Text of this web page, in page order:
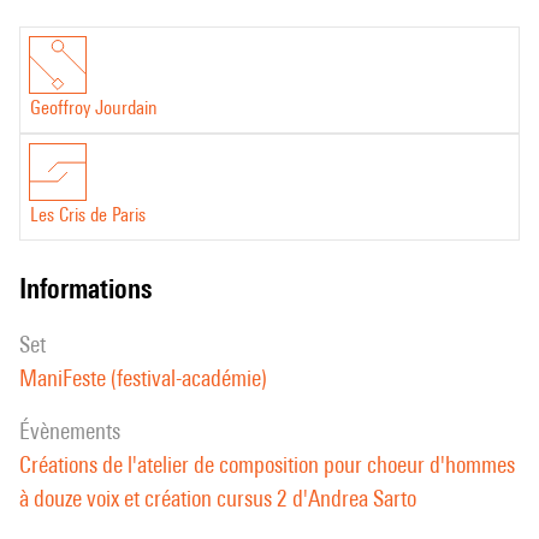
Geoffroy Jourdain
Les Cris de Paris
informations
set
ManiFeste (festival-académie)
évènements
Créations de l'atelier de composition pour choeur d'hommes
à douze voix et création cursus 2 d'Andrea Sarto